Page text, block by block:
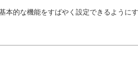
的な機能をすばやく設定できるようにす